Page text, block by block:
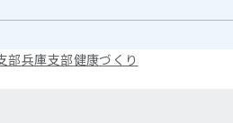
部兵庫支部健康づくり